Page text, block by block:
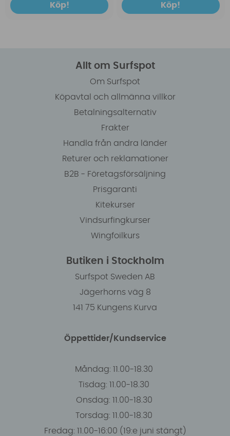
Köp! Köp!
Allt om Surfspot
Om Surfspot
Köpavtal och allmänna villkor
Betalningsalternativ
Frakter
Handla från andra länder
Returer och reklamationer
B2B - Företagsförsäljning
Prisgaranti
Kitekurser
Vindsurfingkurser
Wingfoilkurs
Butiken i Stockholm
Surfspot Sweden AB
Jägerhorns väg 8
141 75 Kungens Kurva
Öppettider/Kundservice
Måndag: 11.00-18.30
Tisdag: 11.00-18.30
Onsdag: 11.00-18.30
Torsdag: 11.00-18.30
Fredag: 11.00-16:00 (19:e juni stängt)